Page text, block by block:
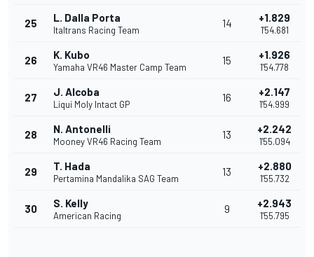
25 L. Dalla Porta
Italtrans Racing Team
14 +1.829
1'54.681
26 K. Kubo
Yamaha VR46 Master Camp Team
15 +1.926
1'54.778
27 J. Alcoba
Liqui Moly Intact GP
16 +2.147
1'54.999
28 N. Antonelli
Mooney VR46 Racing Team
13 +2.242
1'55.094
29 T. Hada
Pertamina Mandalika SAG Team
13 +2.880
1'55.732
30 S. Kelly
American Racing
9 +2.943
1'55.795